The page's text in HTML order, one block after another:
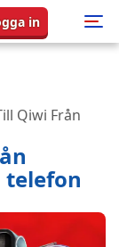
in
Qiwi Från